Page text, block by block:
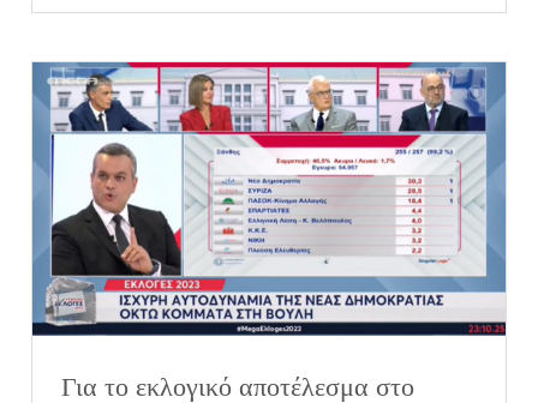
Για το εκλογικό αποτέλεσμα στο